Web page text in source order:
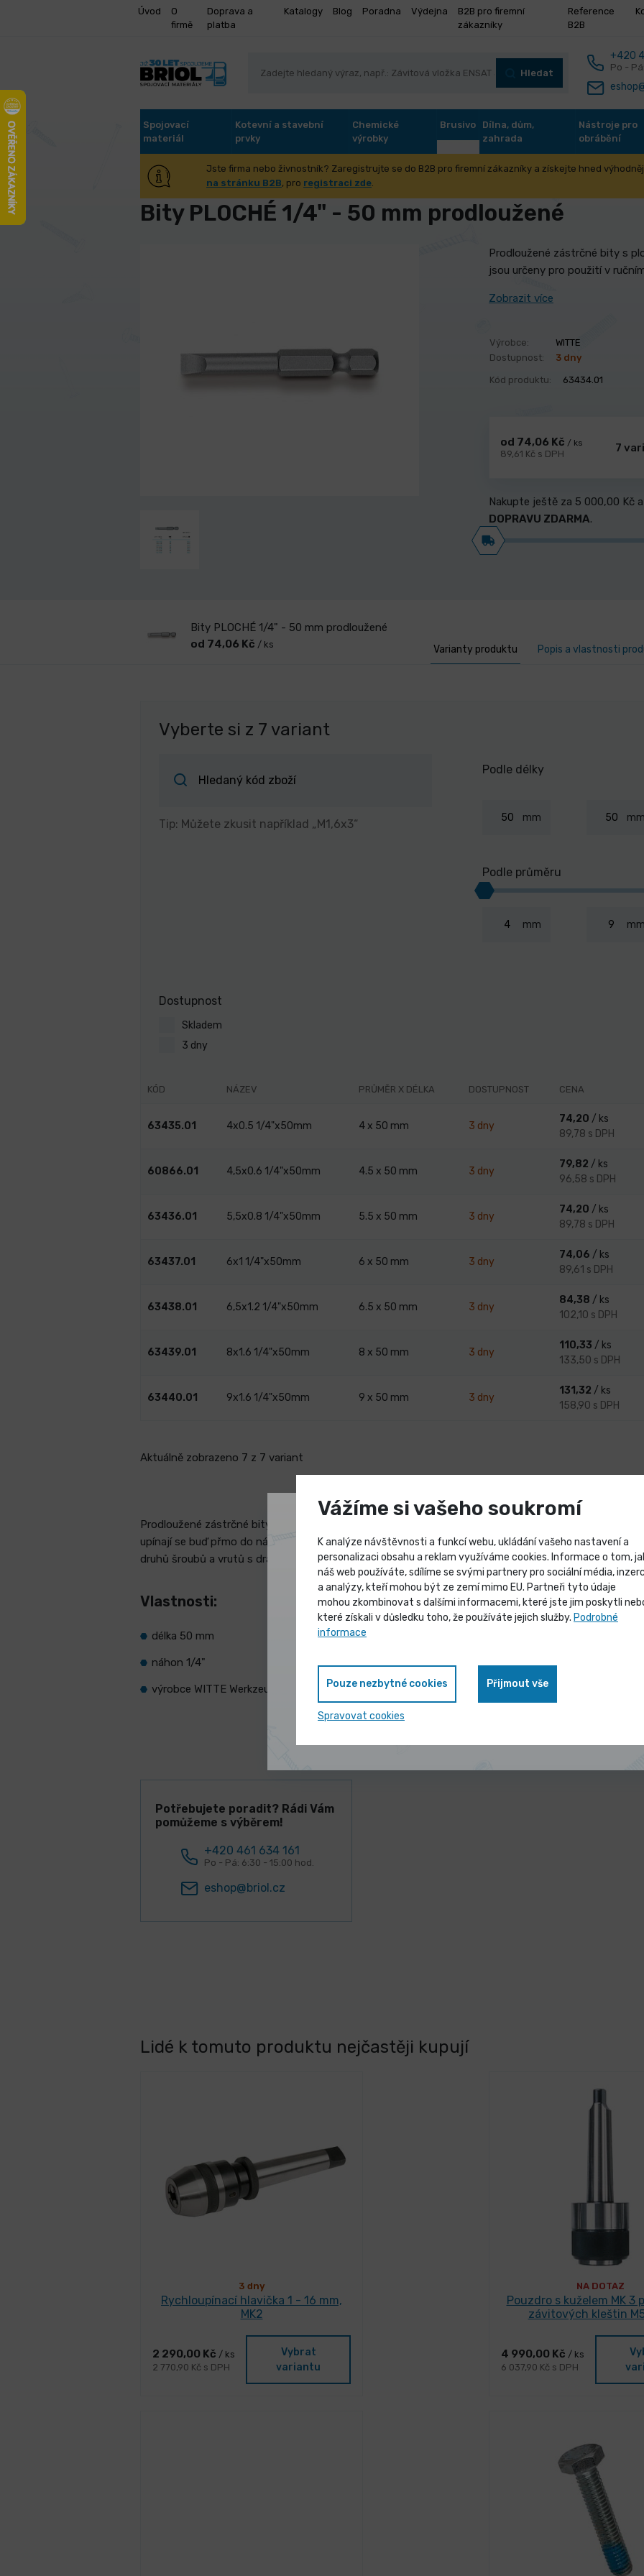
Úvod
O
firmě
Doprava a
platba
Katalogy Blog Poradna Výdejna
B2B pro firemní
zákazníky
Reference
B2B
Hledat
+420
Po -
Spojovací
materiál
Kotevní a stavební
prvky
Chemické
výrobky
Brusivo
Dílna, dům,
zahrada
Nástroje pro
obrábění
Jste firma nebo živnostník? Zaregistrujte se do B2B pro firemní zákazníky a získejte hned
na stránku B2B, pro registraci zde.
Úvod Dílna, dům, zahrada Bity a sady bitů
Bity PLOCHÉ 1/4" - 50 mm prodloužené
Prodloužené zástrčné bity s
jsou určeny pro použití v
Zobrazit více
Výrobce:
WITTE
Dostupnost:
3 dny
Kód produktu: 63434.01
od 74,06 Kč / ks
89,61 Kč s DPH 7
Nakupte ještě za 5 000,00 Kč
DOPRAVU ZDARMA.
Bity PLOCHÉ 1/4" - 50 mm prodloužené
od 74,06 Kč / ks Varianty produktu Popis a vlastnosti
Vyberte si z 7 variant
Tip: Můžete zkusit například „M1,6x3“
Podle délky
mm mm
Podle průměru
mm mm
Dostupnost
Skladem
3 dny
KÓD NÁZEV PRŮMĚR X DÉLKA DOSTUPNOST CENA
63435.01 4x0.5 1/4"x50mm 4 x 50 mm 3 dny
74,20 / ks
89,78 s DPH
60866.01 4,5x0.6 1/4"x50mm 4.5 x 50 mm 3 dny
79,82 / ks
96,58 s DPH
63436.01 5,5x0.8 1/4"x50mm 5.5 x 50 mm 3 dny
74,20 / ks
89,78 s DPH
63437.01 6x1 1/4"x50mm 6 x 50 mm 3 dny
74,06 / ks
89,61 s DPH
63438.01 6,5x1.2 1/4"x50mm 6.5 x 50 mm 3 dny
84,38 / ks
102,10 s DPH
63439.01 8x1.6 1/4"x50mm 8 x 50 mm 3 dny
110,33 / ks
133,50 s DPH
63440.01 9x1.6 1/4"x50mm 9 x 50 mm 3 dny
131,32 / ks
158,90 s DPH
Aktuálně zobrazeno 7 z 7 variant
Prodloužené zástrčné bity s plochou drážkou v délce 50 mm. Bity jsou určeny pro použití v ručním a
upínají se buď přmo do nářadí nebo v kombinaci s držáky nástrčných bitů. Ploché bity se používají
druhů šroubů a vrutů s drážkou pro plochý šroubovák.
Vlastnosti:
délka 50 mm
náhon 1/4"
výrobce WITTE Werkzeuge
Potřebujete poradit? Rádi Vám
pomůžeme s výběrem!
+420 461 634 161
Po - Pá: 6:30 - 15:00 hod.
eshop@briol.cz
Lidé k tomuto produktu nejčastěji kupují
3 dny
Rychloupínací hlavička 1 - 16 mm,
MK2
2 290,00 Kč / ks
2 770,90 Kč s DPH
Vybrat
variantu
NA DOTAZ
Pouzdro s kuželem MK 3
závitových kleštin
4 990,00 Kč / ks
6 037,90 Kč s DPH
Vážíme si vašeho soukromí
K analýze návštěvnosti a funkcí webu, ukládání vašeho nastavení a
personalizaci obsahu a reklam využíváme cookies. Informace o tom,
náš web používáte, sdílíme se svými partnery pro sociální média,
a analýzy, kteří mohou být ze zemí mimo EU. Partneři tyto údaje
mohou zkombinovat s dalšími informacemi, které jste jim poskytli
které získali v důsledku toho, že používáte jejich služby. Podrobné
informace
Pouze nezbytné cookies Přijmout vše
Spravovat cookies
Výprodej skladových